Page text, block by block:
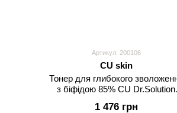
Артикул: 200106
CU skin
Тонер для глибокого
з біфідою 85% CU Dr.Solution
1 476 грн